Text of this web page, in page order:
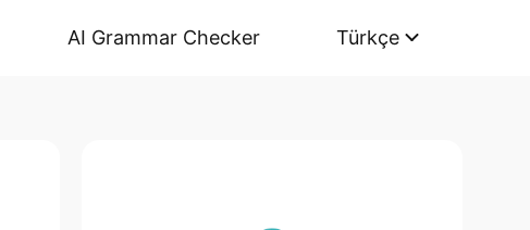
AI Grammar Checker Türkçe